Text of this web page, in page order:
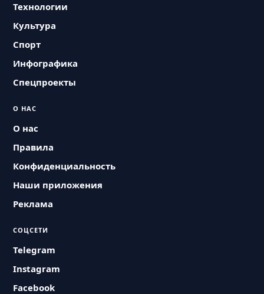
Технологии
Культура
Спорт
Инфографика
Спецпроекты
О НАС
О нас
Правила
Конфиденциальность
Наши приложения
Реклама
СОЦСЕТИ
Telegram
Instagram
Facebook